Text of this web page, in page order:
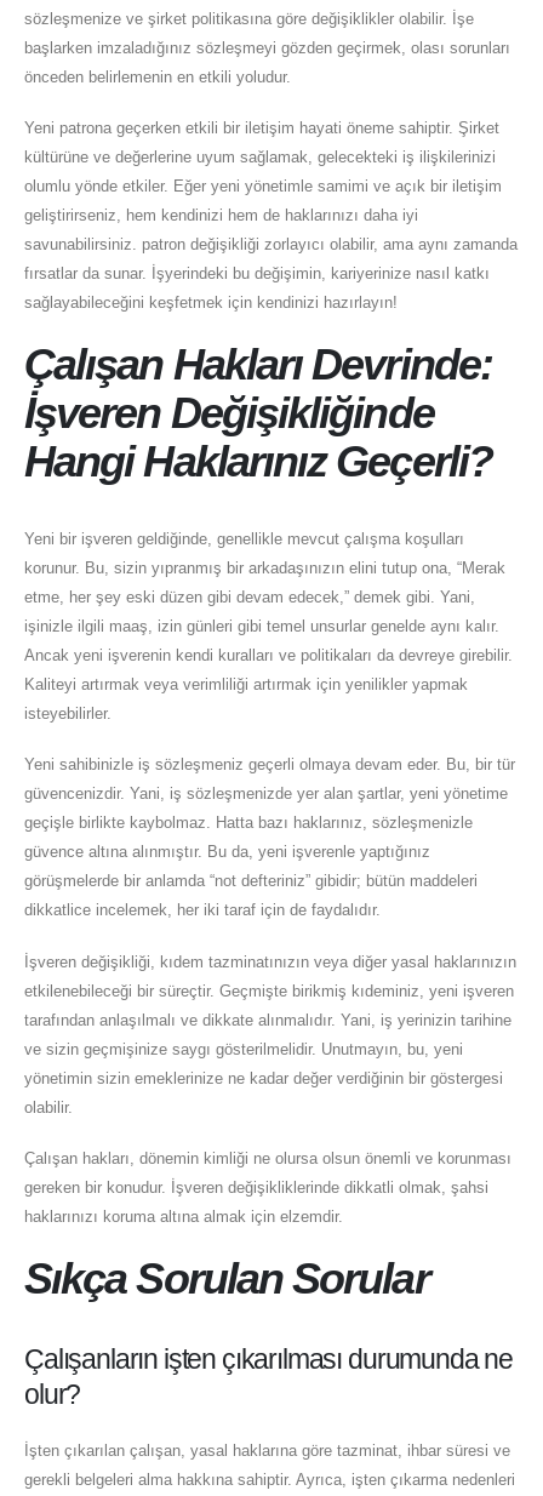
sözleşmenize ve şirket politikasına göre değişiklikler olabilir. İşe
başlarken imzaladığınız sözleşmeyi gözden geçirmek, olası sorunları
önceden belirlemenin en etkili yoludur.
Yeni patrona geçerken etkili bir iletişim hayati öneme sahiptir. Şirket
kültürüne ve değerlerine uyum sağlamak, gelecekteki iş ilişkilerinizi
olumlu yönde etkiler. Eğer yeni yönetimle samimi ve açık bir iletişim
geliştirirseniz, hem kendinizi hem de haklarınızı daha iyi
savunabilirsiniz. patron değişikliği zorlayıcı olabilir, ama aynı zamanda
fırsatlar da sunar. İşyerindeki bu değişimin, kariyerinize nasıl katkı
sağlayabileceğini keşfetmek için kendinizi hazırlayın!
Çalışan Hakları Devrinde:
İşveren Değişikliğinde
Hangi Haklarınız Geçerli?
Yeni bir işveren geldiğinde, genellikle mevcut çalışma koşulları
korunur. Bu, sizin yıpranmış bir arkadaşınızın elini tutup ona, “Merak
etme, her şey eski düzen gibi devam edecek,” demek gibi. Yani,
işinizle ilgili maaş, izin günleri gibi temel unsurlar genelde aynı kalır.
Ancak yeni işverenin kendi kuralları ve politikaları da devreye girebilir.
Kaliteyi artırmak veya verimliliği artırmak için yenilikler yapmak
isteyebilirler.
Yeni sahibinizle iş sözleşmeniz geçerli olmaya devam eder. Bu, bir tür
güvencenizdir. Yani, iş sözleşmenizde yer alan şartlar, yeni yönetime
geçişle birlikte kaybolmaz. Hatta bazı haklarınız, sözleşmenizle
güvence altına alınmıştır. Bu da, yeni işverenle yaptığınız
görüşmelerde bir anlamda “not defteriniz” gibidir; bütün maddeleri
dikkatlice incelemek, her iki taraf için de faydalıdır.
İşveren değişikliği, kıdem tazminatınızın veya diğer yasal haklarınızın
etkilenebileceği bir süreçtir. Geçmişte birikmiş kıdeminiz, yeni işveren
tarafından anlaşılmalı ve dikkate alınmalıdır. Yani, iş yerinizin tarihine
ve sizin geçmişinize saygı gösterilmelidir. Unutmayın, bu, yeni
yönetimin sizin emeklerinize ne kadar değer verdiğinin bir göstergesi
olabilir.
Çalışan hakları, dönemin kimliği ne olursa olsun önemli ve korunması
gereken bir konudur. İşveren değişikliklerinde dikkatli olmak, şahsi
haklarınızı koruma altına almak için elzemdir.
Sıkça Sorulan Sorular
Çalışanların işten çıkarılması durumunda ne
olur?
İşten çıkarılan çalışan, yasal haklarına göre tazminat, ihbar süresi ve
gerekli belgeleri alma hakkına sahiptir. Ayrıca, işten çıkarma nedenleri